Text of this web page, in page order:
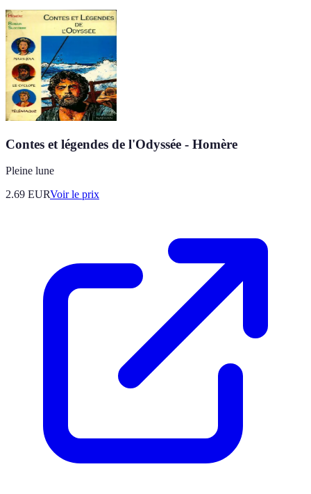
Contes et légendes de l'Odyssée - Homère
Pleine lune
2.69 EURVoir le prix